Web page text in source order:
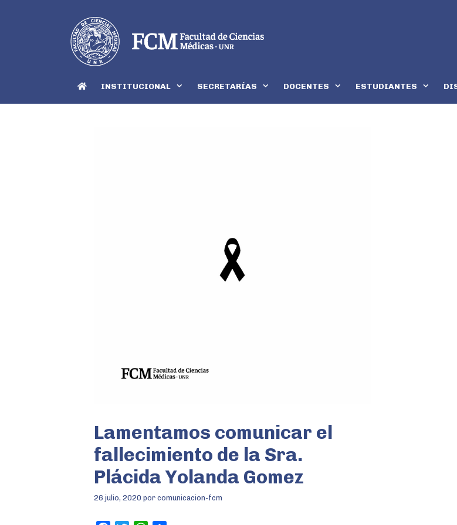
INSTITUCIONAL SECRETARÍAS DOCENTES ESTUDIANTES
Lamentamos comunicar el
fallecimiento de la Sra.
Plácida Yolanda Gomez
26 julio, 2020 por comunicacion-fcm